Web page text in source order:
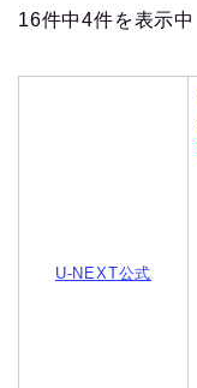
16件中4件を表示中
U-NEXT公式